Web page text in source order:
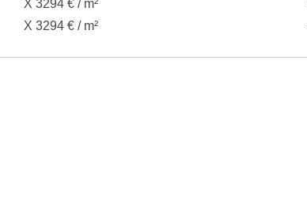
X 3294 € / m²
X 3294 € / m²